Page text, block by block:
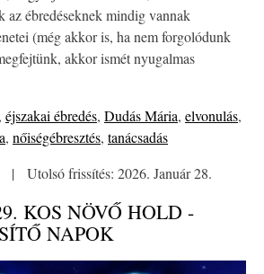
az ébredéseknek mindig vannak
(még akkor is, ha nem forgolódunk
akkor ismét nyugalmas
, éjszakai ébredés, Dudás Mária, elvonulás,
, nőiségébresztés, tanácsadás
| Utolsó frissítés: 2026. Január 28.
KOS NÖVŐ HOLD -
NAPOK